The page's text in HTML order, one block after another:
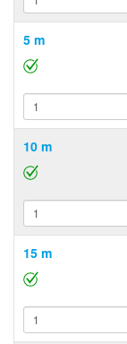
5 m
10 m
15 m